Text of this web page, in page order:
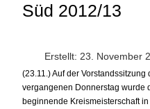
Süd 2012/13
Erstellt: 23. November
(23.11.) Auf der Vorstandssitzung
vergangenen Donnerstag wurde
beginnende Kreismeisterschaft